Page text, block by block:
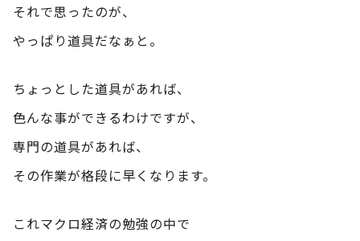
それで思ったのが、
やっぱり道具だなぁと。
ちょっとした道具があれば、
色んな事ができるわけですが、
専門の道具があれば、
その作業が格段に早くなります。
これマクロ経済の勉強の中で